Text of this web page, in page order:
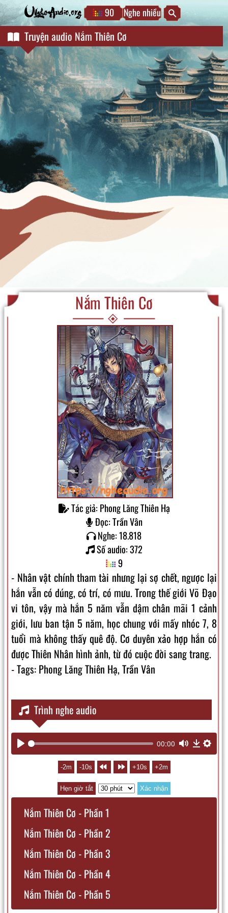
NgheAudio.org 90 Nghe nhiều
Truyện audio Nắm Thiên Cơ
Nắm Thiên Cơ
Tác giả: Phong Lăng Thiên Hạ
Đọc: Trần Vân
Nghe: 18.818
Số audio: 372
9
- Nhân vật chính tham tài nhưng lại sợ chết, ngược lại
hắn vẫn có dúng, có trí, có mưu. Trong thế giới Võ Đạo
vi tôn, vậy mà hắn 5 năm vẫn dậm chân mãi 1 cảnh
giới, lưu ban tận 5 năm, học chung với mấy nhóc 7, 8
tuổi mà không thấy quê độ. Cơ duyên xảo hợp hắn có
được Thiên Nhân hình ảnh, từ đó cuộc đời sang trang.
- Tags: Phong Lăng Thiên Hạ, Trần Vân
Trình nghe audio
Play
00:00
Mute
-2m -10s +10s +2m
Hẹn giờ tắt Xác nhận
Nắm Thiên Cơ - Phần 1
Nắm Thiên Cơ - Phần 2
Nắm Thiên Cơ - Phần 3
Nắm Thiên Cơ - Phần 4
Nắm Thiên Cơ - Phần 5